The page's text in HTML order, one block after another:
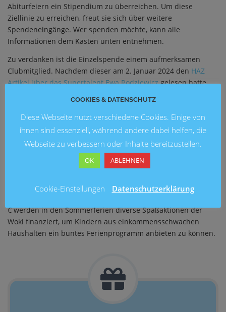
Abiturfeiern ein Stipendium zu überreichen. Um diese
Ziellinie zu erreichen, freut sie sich über weitere
Spendeneingänge. Wer spenden möchte, kann alle
Informationen dem Kasten unten entnehmen.
Zu verdanken ist die Einzelspende einem aufmerksamen
Clubmitglied. Nachdem dieser am 2. Januar 2024 den HAZ
Artikel über das Supertalent Ewa Rodziewiczgelesen hatte,
Gesamtspendenvolumen in Höhe von 7.200 € an die
verschiedenen Organisationen durch den Verkauf von
Glühwein auf dem Nenndorfer Weihnachtsmarkt. Weitere
ehrenamtliche Initiativen wurden wie folgt bedacht: die DRK-
Tafel erhielt 2.500 € für den Kauf von Schulranzen und
gingen, werden Kühlgeräte gekauft, die beim Weihnachts-
€ werden in den Sommerferien diverse Spaßaktionen der
Woki finanziert, um Kindern aus einkommensschwachen
Haushalten ein buntes Ferienprogramm anbieten zu können.
COOKIES & DATENSCHUTZ
Diese Webseite nutzt verschiedene Cookies. Einige von
ihnen sind essenziell, während andere dabei helfen, die
Webseite zu verbessern oder Inhalte bereitzustellen.
OK ABLEHNEN
Cookie-Einstellungen Datenschutzerklärung